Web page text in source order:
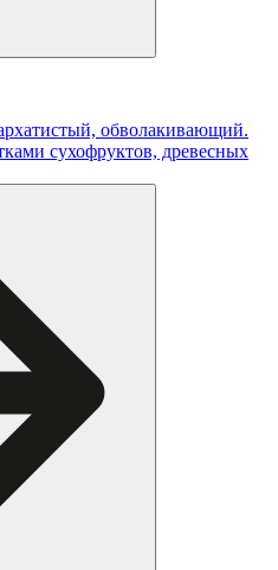
обволакивающий.
сухофруктов, древесных